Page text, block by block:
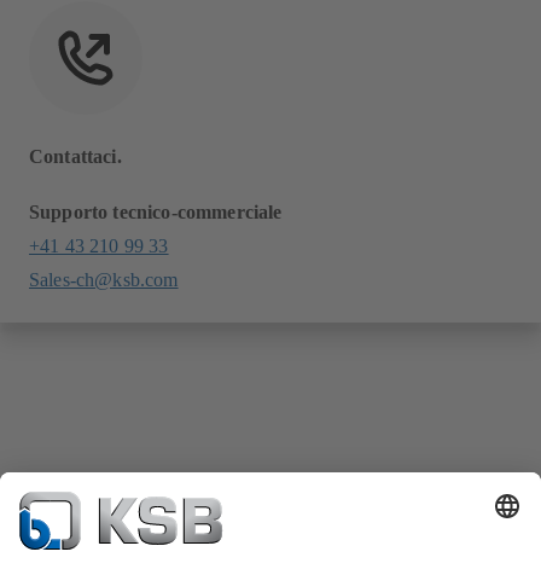
Contattaci.
Supporto tecnico-commerciale
+41 43 210 99 33
Sales-ch@ksb.com